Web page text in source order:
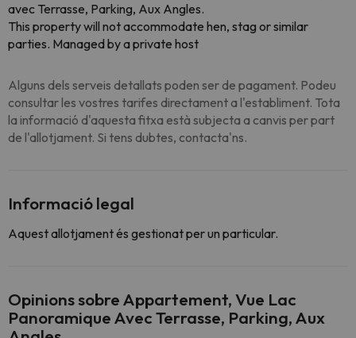
avec Terrasse, Parking, Aux Angles.
This property will not accommodate hen, stag or similar
parties. Managed by a private host
Alguns dels serveis detallats poden ser de pagament. Podeu
consultar les vostres tarifes directament a l'establiment. Tota
la informació d'aquesta fitxa està subjecta a canvis per part
de l'allotjament. Si tens dubtes, contacta'ns.
Informació legal
Aquest allotjament és gestionat per un particular.
Opinions sobre Appartement, Vue Lac
Panoramique Avec Terrasse, Parking, Aux